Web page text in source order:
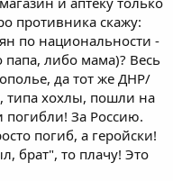
противника скажу:
по национальности -
либо мама)? Весь
да тот же ДНР/
хохлы, пошли на
погибли! За Россию.
погиб, а геройски!
брат", то плачу! Это